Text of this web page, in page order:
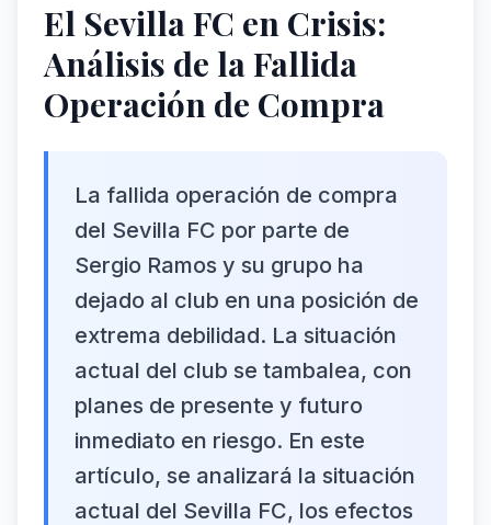
El Sevilla FC en Crisis:
Análisis de la Fallida
Operación de Compra
La fallida operación de compra
del Sevilla FC por parte de
Sergio Ramos y su grupo ha
dejado al club en una posición de
extrema debilidad. La situación
actual del club se tambalea, con
planes de presente y futuro
inmediato en riesgo. En este
artículo, se analizará la situación
actual del Sevilla FC, los efectos